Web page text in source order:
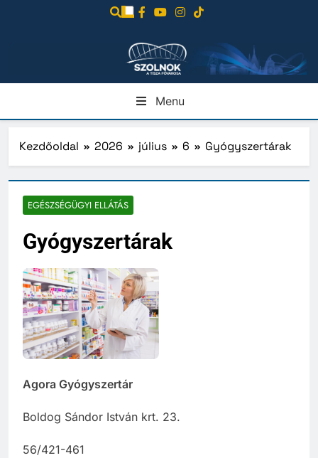
Menu
Kezdőoldal 2026 július 6 Gyógyszertárak
EGÉSZSÉGÜGYI ELLÁTÁS
Gyógyszertárak
Agora Gyógyszertár
Boldog Sándor István krt. 23.
56/421-461